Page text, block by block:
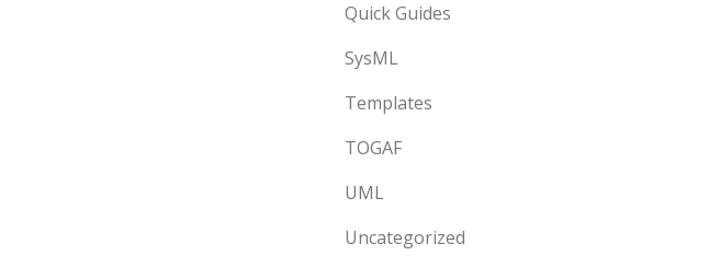
Quick Guides
SysML
Templates
TOGAF
UML
Uncategorized